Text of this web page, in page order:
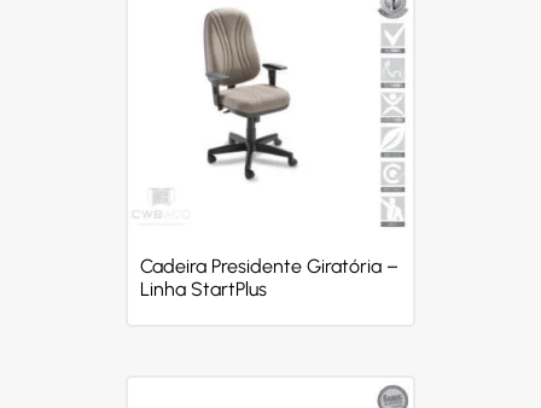
Cadeira Presidente Giratória –
Linha StartPlus